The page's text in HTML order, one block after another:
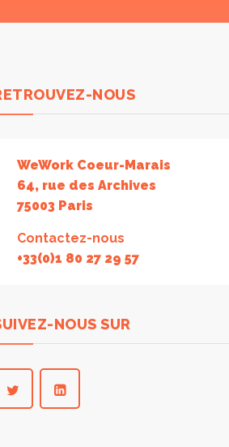
NOUS
WeWork Coeur-Marais
64, rue des Archives
75003 Paris
Contactez-nous
+33(0)1 80 27 29 57
NOUS SUR